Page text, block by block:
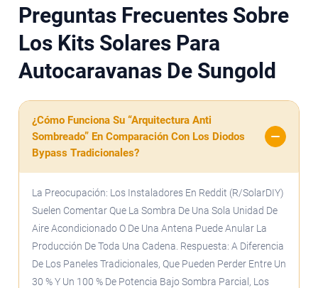
Preguntas Frecuentes Sobre
Los Kits Solares Para
Autocaravanas De Sungold
¿Cómo Funciona Su “arquitectura Anti
Sombreado” En Comparación Con Los Diodos
Bypass Tradicionales?
La Preocupación: Los Instaladores En Reddit (r/SolarDIY)
Suelen Comentar Que La Sombra De Una Sola Unidad De
Aire Acondicionado O De Una Antena Puede Anular La
Producción De Toda Una Cadena. Respuesta: A Diferencia
De Los Paneles Tradicionales, Que Pueden Perder Entre Un
30 % Y Un 100 % De Potencia Bajo Sombra Parcial, Los